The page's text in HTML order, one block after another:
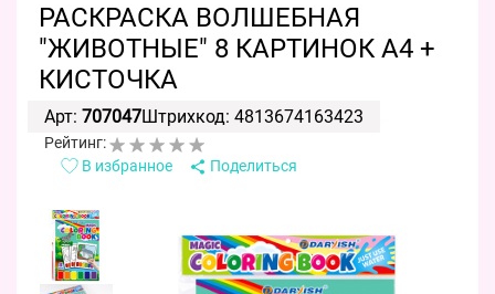
РАСКРАСКА ВОЛШЕБНАЯ
"ЖИВОТНЫЕ" 8 КАРТИНОК А4 +
КИСТОЧКА
Арт: 707047Штрихкод: 4813674163423
Рейтинг:
В избранное
Поделиться